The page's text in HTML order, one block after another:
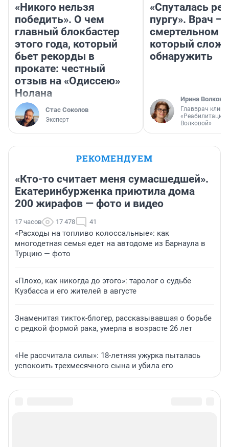
«Никого нельзя
победить». О чем
главный блокбастер
этого года, который
бьет рекорды в
прокате: честный
отзыв на «Одиссею»
Нолана
Стас Соколов
Эксперт
«Спуталась
пургу». Врач —
смертельном
который
обнаружить
Ирина Волкова
Главврач
«Реабилитация
Волковой»
РЕКОМЕНДУЕМ
«Кто-то считает меня сумасшедшей».
Екатеринбурженка приютила дома
200 жирафов — фото и видео
17 часов 17 478 41
«Расходы на топливо колоссальные»: как
многодетная семья едет на автодоме из Барнаула в
Турцию — фото
«Плохо, как никогда до этого»: таролог о судьбе
Кузбасса и его жителей в августе
Знаменитая тикток-блогер, рассказывавшая о борьбе
с редкой формой рака, умерла в возрасте 26 лет
«Не рассчитала силы»: 18-летняя ужурка пыталась
успокоить трехмесячного сына и убила его